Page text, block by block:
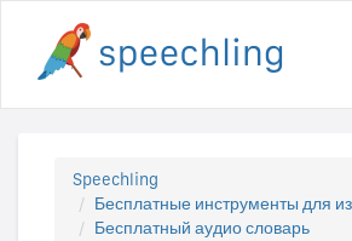
Speechling
Бесплатные инструменты для
Бесплатный аудио словарь